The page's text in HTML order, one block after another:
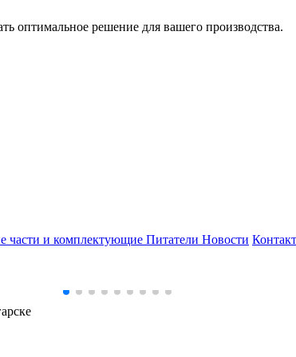
оптимальное решение для вашего производства.
части и комплектующие Питатели Новости